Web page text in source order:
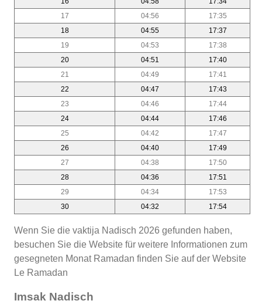
17
04:56
17:35
18
04:55
17:37
19
04:53
17:38
20
04:51
17:40
21
04:49
17:41
22
04:47
17:43
23
04:46
17:44
24
04:44
17:46
25
04:42
17:47
26
04:40
17:49
27
04:38
17:50
28
04:36
17:51
29
04:34
17:53
30
04:32 17:54
Wenn Sie die vaktija Nadisch 2026 gefunden haben,
besuchen Sie die Website für weitere Informationen zum
gesegneten Monat Ramadan finden Sie auf der Website
Le Ramadan
Imsak Nadisch